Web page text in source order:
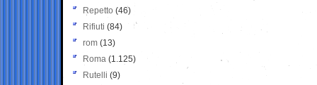
Repetto (46)
Rifiuti (84)
rom (13)
Roma (1.125)
Rutelli (9)